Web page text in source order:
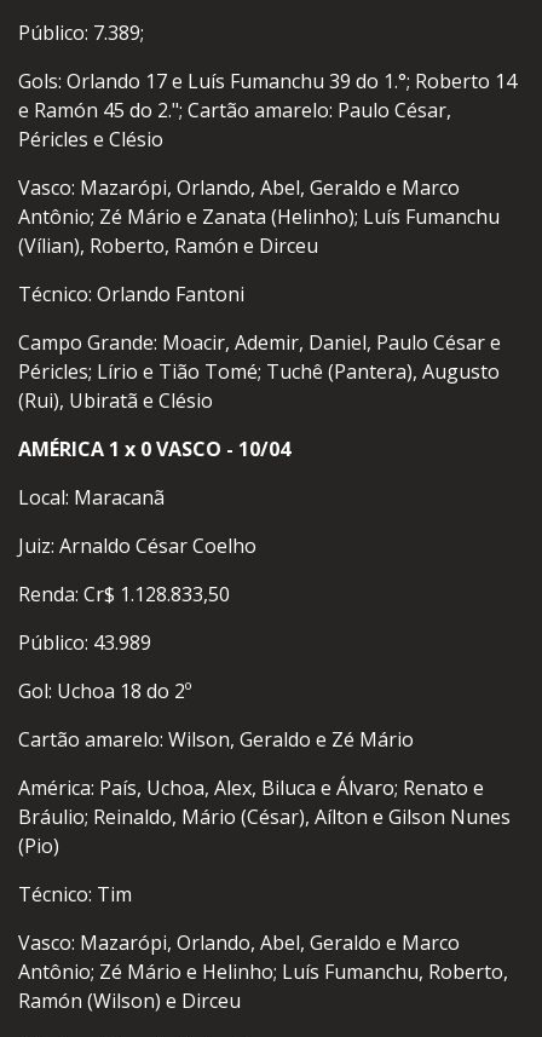
Público: 7.389;
Gols: Orlando 17 e Luís Fumanchu 39 do 1.°; Roberto 14
e Ramón 45 do 2."; Cartão amarelo: Paulo César,
Péricles e Clésio
Vasco: Mazarópi, Orlando, Abel, Geraldo e Marco
Antônio; Zé Mário e Zanata (Helinho); Luís Fumanchu
(Vílian), Roberto, Ramón e Dirceu
Técnico: Orlando Fantoni
Campo Grande: Moacir, Ademir, Daniel, Paulo César e
Péricles; Lírio e Tião Tomé; Tuchê (Pantera), Augusto
(Rui), Ubiratã e Clésio
AMÉRICA 1 x 0 VASCO - 10/04
Local: Maracanã
Juiz: Arnaldo César Coelho
Renda: Cr$ 1.128.833,50
Público: 43.989
Gol: Uchoa 18 do 2º
Cartão amarelo: Wilson, Geraldo e Zé Mário
América: País, Uchoa, Alex, Biluca e Álvaro; Renato e
Bráulio; Reinaldo, Mário (César), Aílton e Gilson Nunes
(Pio)
Técnico: Tim
Vasco: Mazarópi, Orlando, Abel, Geraldo e Marco
Antônio; Zé Mário e Helinho; Luís Fumanchu, Roberto,
Ramón (Wilson) e Dirceu